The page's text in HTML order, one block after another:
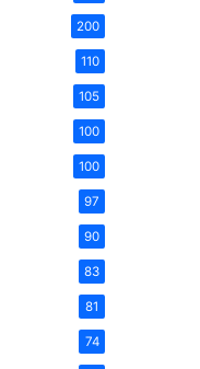
200
110
105
100
100
97
90
83
81
74